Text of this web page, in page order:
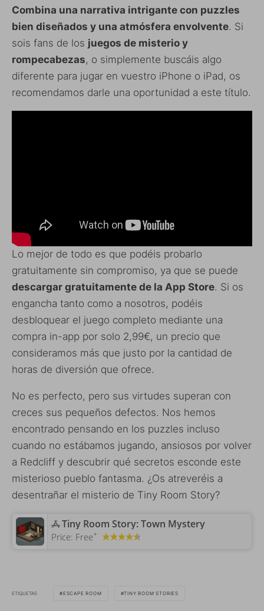
Combina una narrativa intrigante con puzzles
bien diseñados y una atmósfera envolvente. Si
sois fans de los juegos de misterio y
rompecabezas, o simplemente buscáis algo
diferente para jugar en vuestro iPhone o iPad, os
recomendamos darle una oportunidad a este título.
Lo mejor de todo es que podéis probarlo
gratuitamente sin compromiso, ya que se puede
descargar gratuitamente de la App Store. Si os
engancha tanto como a nosotros, podéis
desbloquear el juego completo mediante una
compra in-app por solo 2,99€, un precio que
consideramos más que justo por la cantidad de
horas de diversión que ofrece.
No es perfecto, pero sus virtudes superan con
creces sus pequeños defectos. Nos hemos
encontrado pensando en los puzzles incluso
cuando no estábamos jugando, ansiosos por volver
a Redcliff y descubrir qué secretos esconde este
misterioso pueblo fantasma. ¿Os atreveréis a
desentrañar el misterio de Tiny Room Story?
‎Tiny Room Story: Town Mystery
Price: Free+
ETIQUETAS ESCAPE ROOM TINY ROOM STORIES